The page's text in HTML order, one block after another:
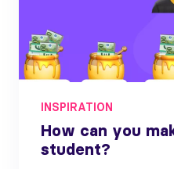
INSPIRATION
How can you
student?